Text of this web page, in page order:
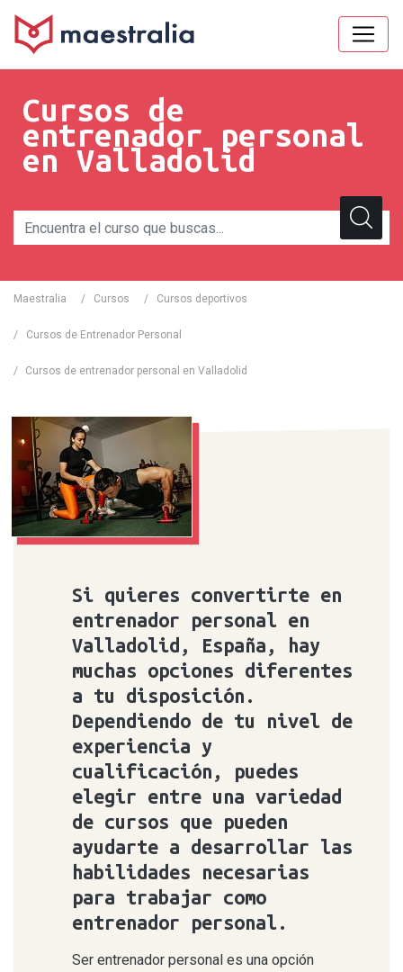
Cursos de
entrenador personal
en Valladolid
Maestralia / Cursos / Cursos deportivos
/ Cursos de Entrenador Personal
/ Cursos de entrenador personal en Valladolid
Si quieres convertirte en
entrenador personal en
Valladolid, España, hay
muchas opciones diferentes
a tu disposición.
Dependiendo de tu nivel de
experiencia y
cualificación, puedes
elegir entre una variedad
de cursos que pueden
ayudarte a desarrollar las
habilidades necesarias
para trabajar como
entrenador personal.
Ser entrenador personal es una opción